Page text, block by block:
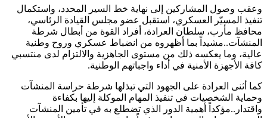
وعقب وصول المشاركين إلى نهاية خط السير المحدد، واستكمال
تنفيذ المسيّر العسكري، استقبل عضو مجلس القيادة الرئاسي،
محافظ مأرب، سلطان العرادة، أفراد القوة من أبطال شرطة
المنشآت..مشيداً بما أظهروه من انضباط عسكري وروح وطنية
عالية، وما يعكسه ذلك من مستوى الجاهزية والالتزام لدى منتسبي
كافة الأجهزة الأمنية في أداء واجباتهم الوطنية.
كما أثنى العرادة على الجهود التي تبذلها شرطة حراسة المنشآت
وحماية الشخصيات في تنفيذ المهام الموكلة إليها بكفاءة
واقتدار..مؤكداً أهمية الدور الذي تضطلع به في تأمين المنشآت